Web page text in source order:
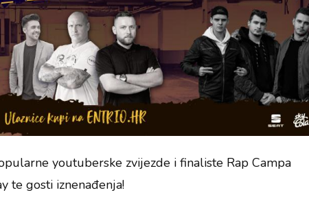
youtuberske zvijezde i finaliste Rap Campa
te gosti iznenađenja!